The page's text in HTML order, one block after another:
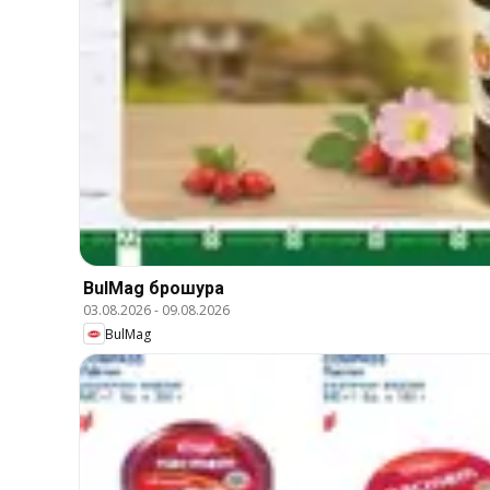
BulMag брошура
03.08.2026- 09.08.2026
BulMag